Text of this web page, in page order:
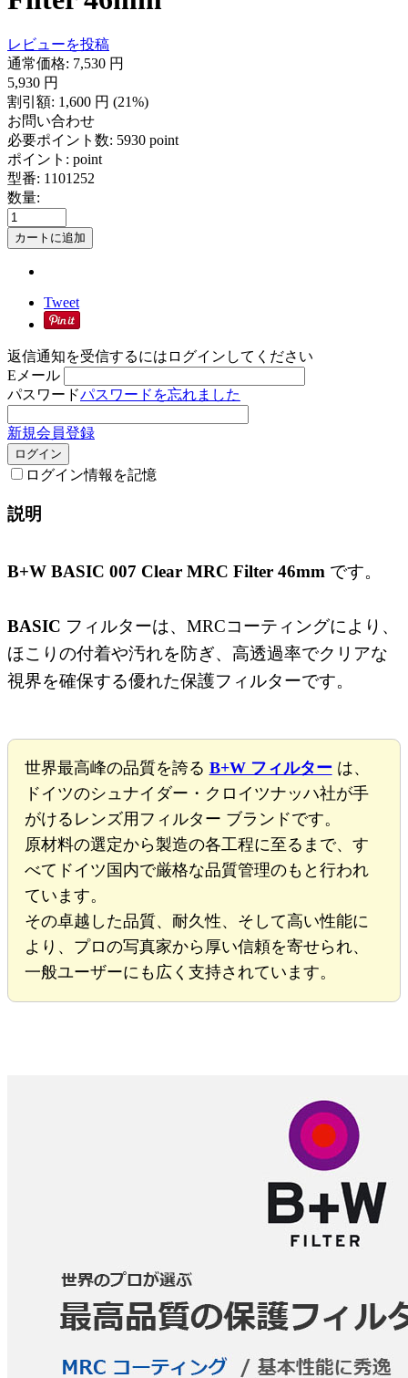
レビューを投稿
通常価格: 7,530 円
5,930 円
割引額: 1,600 円 (21%)
お問い合わせ
必要ポイント数: 5930 point
ポイント: point
型番: 1101252
数量:
カートに追加
Tweet
返信通知を受信するにはログインしてください
Eメール
パスワードパスワードを忘れました
新規会員登録
ログイン
ログイン情報を記憶
説明
B+W BASIC 007 Clear MRC Filter 46mm です。
BASIC フィルターは、MRCコーティングにより、
ほこりの付着や汚れを防ぎ、高透過率でクリアな
視界を確保する優れた保護フィルターです。
世界最高峰の品質を誇る B+W フィルターは、
ドイツのシュナイダー・クロイツナッハ社が手
がけるレンズ用フィルター ブランドです。
原材料の選定から製造の各工程に至るまで、す
べてドイツ国内で厳格な品質管理のもと行われ
ています。
その卓越した品質、耐久性、そして高い性能に
より、プロの写真家から厚い信頼を寄せられ、
一般ユーザーにも広く支持されています。